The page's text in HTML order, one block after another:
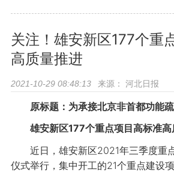
关注！雄安新区177个重
高质量推进
2021-10-29 08:48:13 来源： 河北日报
原标题：为承接北京非首都功能
雄安新区177个重点项目高标准高
近日，雄安新区2021年三季度重
仪式举行，集中开工的21个重点建设